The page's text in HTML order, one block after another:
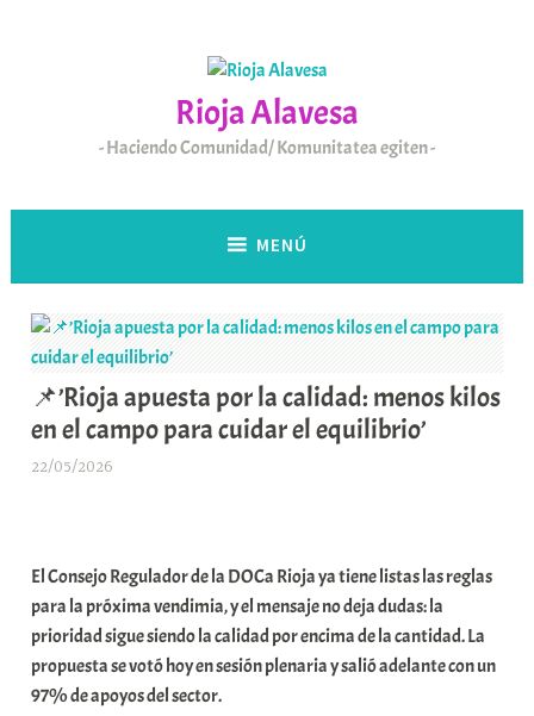
Rioja Alavesa
Haciendo Comunidad/ Komunitatea egiten
MENÚ
📌’Rioja apuesta por la calidad: menos kilos
en el campo para cuidar el equilibrio’
22/05/2026
a
r
E
r
r
El Consejo Regulador de la DOCa Rioja ya tiene listas las reglas
para la próxima vendimia, y el mensaje no deja dudas: la
prioridad sigue siendo la calidad por encima de la cantidad. La
propuesta se votó hoy en sesión plenaria y salió adelante con un
97% de apoyos del sector.